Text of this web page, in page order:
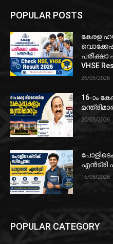
POPULAR POSTS
കേരള
പരീക്ഷാ
VHSE
26/05/2026
16-ാം
20/05/2026
എൻട്രി
16/05/2026
POPULAR CATEGORY